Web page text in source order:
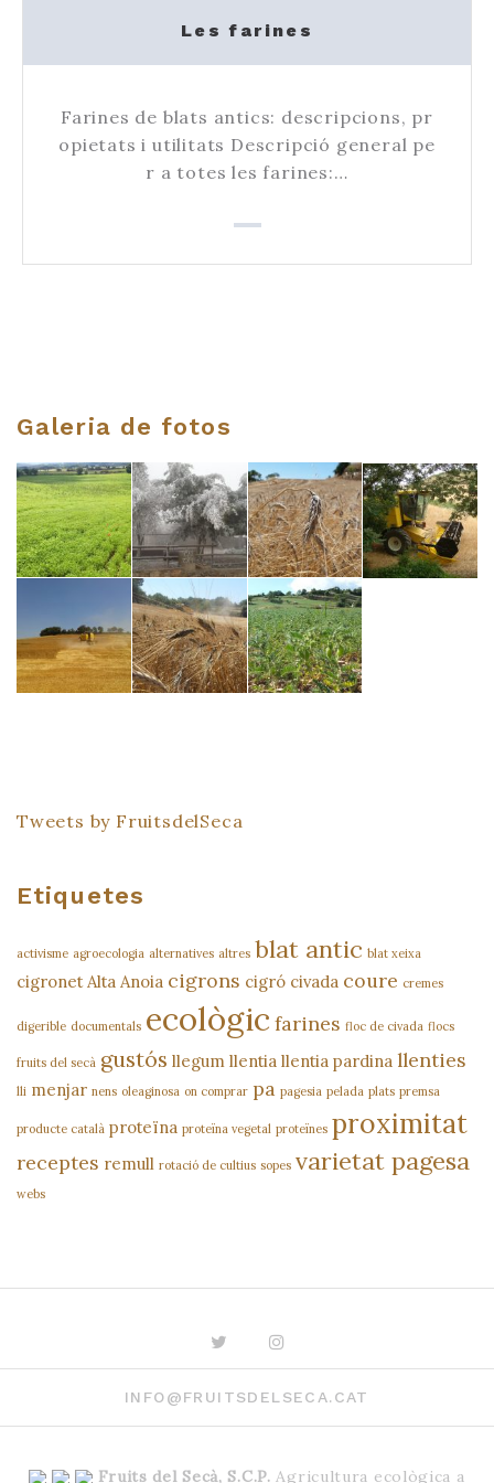
Les farines
Farines de blats antics: descripcions, pr
opietats i utilitats Descripció general pe
r a totes les farines:…
Galeria de fotos
Tweets by FruitsdelSeca
Etiquetes
activisme agroecologia alternatives altres blat antic blat xeixa
cigronet Alta Anoia cigrons cigró civada coure cremes
digerible documentals ecològic farines floc de civada flocs
fruits del secà gustós llegum llentia llentia pardina llenties
lli menjar nens oleaginosa on comprar pa pagesia pelada plats premsa
producte català proteïna proteïna vegetal proteïnes proximitat
receptes remull rotació de cultius sopes varietat pagesa
webs
Fruits del Secà, S.C.P. Agricultura ecològica a
TwitterInstagram
INFO@FRUITSDELSECA.CAT